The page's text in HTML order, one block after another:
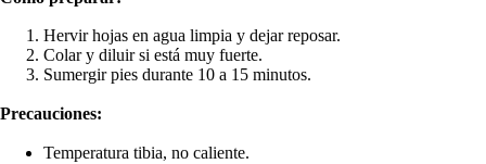
Hervir hojas en agua limpia y dejar reposar.
Colar y diluir si está muy fuerte.
Sumergir pies durante 10 a 15 minutos.
Precauciones:
Temperatura tibia, no caliente.